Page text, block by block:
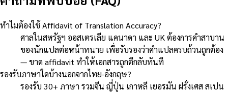
ทำไมต้องใช้ Affidavit of Translation Accuracy?
ศาลในสหรัฐฯ ออสเตรเลีย แคนาดา และ UK ต้องการคำสาบาน
ของนักแปลต่อหน้าทนาย เพื่อรับรองว่าคำแปลครบถ้วนถูกต้อง
— ขาด affidavit ทำให้เอกสารถูกตีกลับทันที
รองรับภาษาใดบ้างนอกจากไทย-อังกฤษ?
รองรับ 30+ ภาษา รวมจีน ญี่ปุ่น เกาหลี เยอรมัน ฝรั่งเศส สเปน